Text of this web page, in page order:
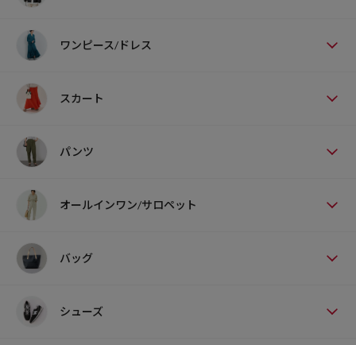
ワンピース/ドレス
スカート
パンツ
オールインワン/サロペット
バッグ
シューズ